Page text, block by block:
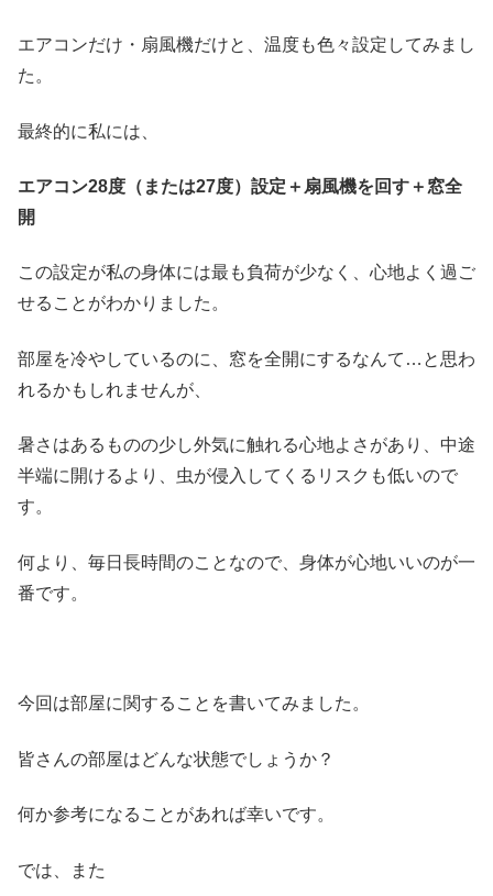
エアコンだけ・扇風機だけと、温度も色々設定してみまし
た。
最終的に私には、
エアコン28度（または27度）設定＋扇風機を回す＋窓全
開
この設定が私の身体には最も負荷が少なく、心地よく過ご
せることがわかりました。
部屋を冷やしているのに、窓を全開にするなんて…と思わ
れるかもしれませんが、
暑さはあるものの少し外気に触れる心地よさがあり、中途
半端に開けるより、虫が侵入してくるリスクも低いので
す。
何より、毎日長時間のことなので、身体が心地いいのが一
番です。
今回は部屋に関することを書いてみました。
皆さんの部屋はどんな状態でしょうか？
何か参考になることがあれば幸いです。
では、また